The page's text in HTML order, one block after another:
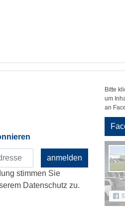
anmelden
stimmen Sie
Datenschutz zu.
Bitte
um
an